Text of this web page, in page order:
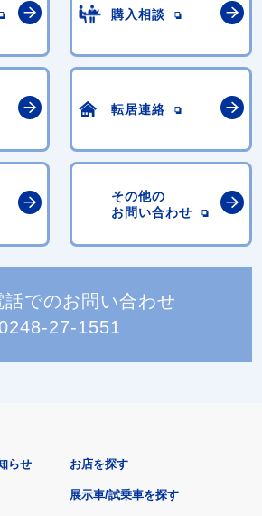
購入相談
転居連絡
その他の
お問い合わせ
話でのお問い合わせ
27-1551
らせ お店を探す
展示車/試乗車を探す